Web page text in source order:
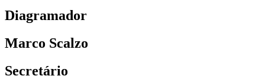
Diagramador
Marco Scalzo
Secretário